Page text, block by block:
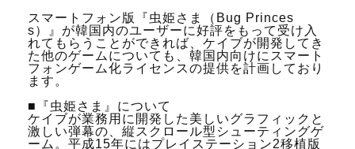
スマートフォン版『虫姫さま（Bug Princes
s）』が韓国内のユーザーに好評をもって受け入
れてもらうことができれば、ケイブが開発してき
た他のゲームについても、韓国内向けにスマート
フォンゲーム化ライセンスの提供を計画しており
ます。
■『虫姫さま』について
ケイブが業務用に開発した美しいグラフィックと
激しい弾幕の、縦スクロール型シューティングゲ
ーム。平成15年にはプレイステーション2移植版